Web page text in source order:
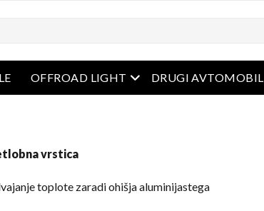
OFFROAD LIGHT odprt meni
DRUGI AVTOMOBIL
vrstica
toplote zaradi ohišja aluminijastega